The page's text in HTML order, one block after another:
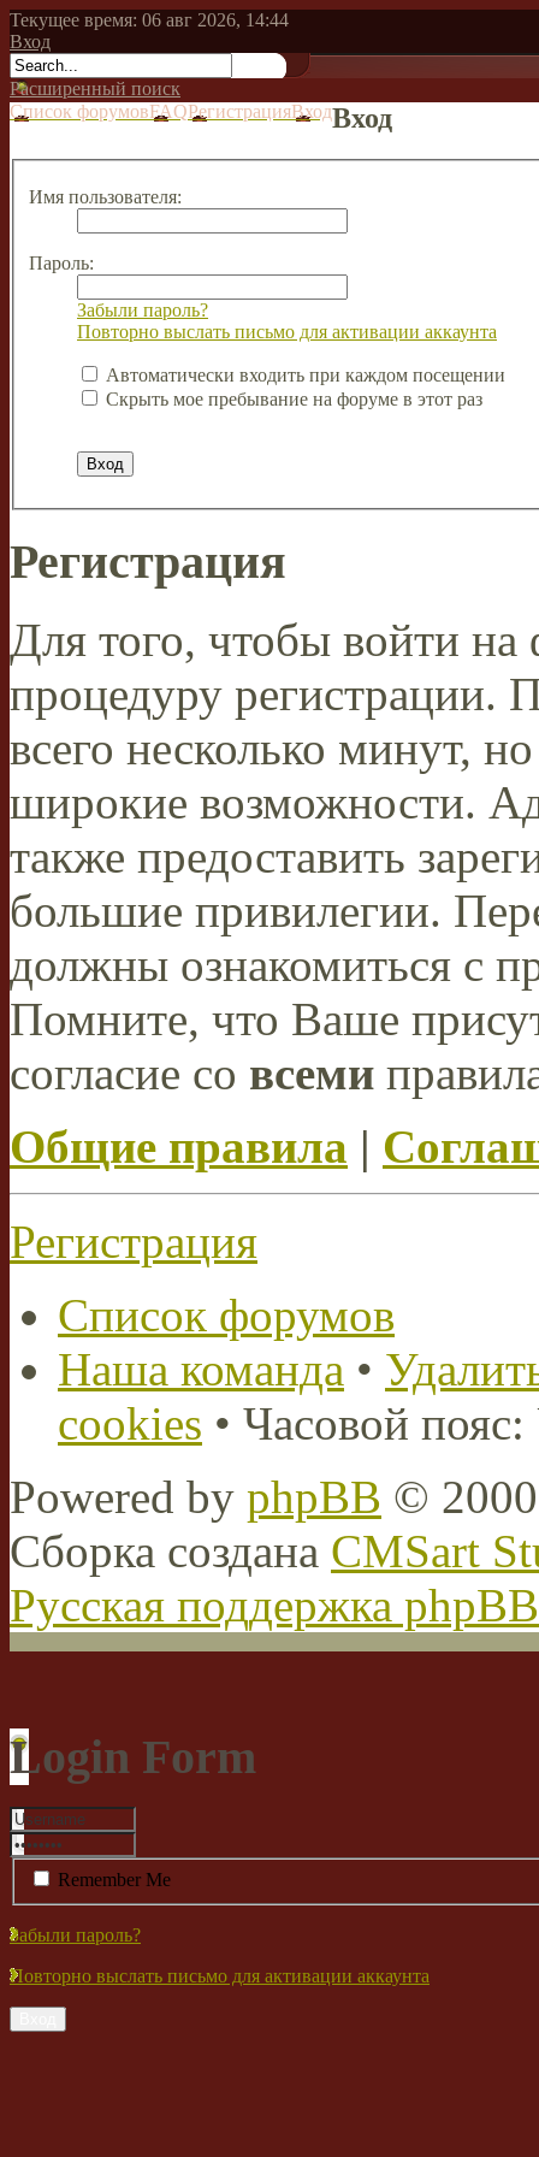
Текущее время: 06 авг 2026, 14:44
Вход
Расширенный поиск
Список форумовFAQРегистрацияВходВход
Имя пользователя:
Пароль:
Забыли пароль?
Повторно выслать письмо для активации аккаунта
Автоматически входить при каждом посещении
Скрыть мое пребывание на форуме в этот раз
Регистрация
Для того, чтобы войти
процедуру регистрации.
всего несколько минут,
широкие возможности.
также предоставить
большие привилегии.
должны ознакомиться с
Помните, что Ваше
согласие со всеми
Общие правила |
Регистрация
Список форумов
Наша команда •
cookies • Часовой
Powered by phpBB ©
Сборка создана CMSart
Русская поддержка phpBB
Login Form
Remember Me
Забыли пароль?
Повторно выслать письмо для активации аккаунта